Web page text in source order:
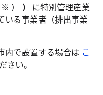
※ ） ）
に特別管理産業
いる事業者（排出事業
内で設置する場合は こ
さい。